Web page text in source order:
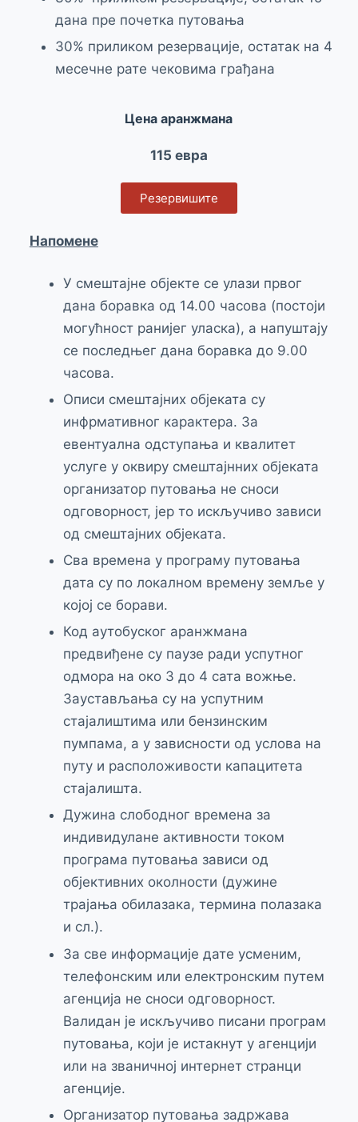
дана пре почетка путовања
30% приликом резервације, остатак на 4
месечне рате чековима грађана
Цена аранжмана
115 евра
Резервишите
Напомене
У смештајне објекте се улази првог
дана боравка од 14.00 часова (постоји
могућност ранијег уласка), а напуштају
се последњег дана боравка до 9.00
часова.
Описи смештајних објеката су
инфрмативног карактера. За
евентуална одступања и квалитет
услуге у оквиру смештајнних објеката
организатор путовања не сноси
одговорност, јер то искључиво зависи
од смештајних објеката.
Сва времена у програму путовања
дата су по локалном времену земље у
којој се борави.
Код аутобуског аранжмана
предвиђене су паузе ради успутног
одмора на око 3 до 4 сата вожње.
Заустављања су на успутним
стајалиштима или бензинским
пумпама, а у зависности од услова на
путу и расположивости капацитета
стајалишта.
Дужина слободног времена за
индивидулане активности током
програма путовања зависи од
објективних околности (дужине
трајања обилазака, термина полазака
и сл.).
За све информације дате усменим,
телефонским или електронским путем
агенција не сноси одговорност.
Валидан је искључиво писани програм
путовања, који је истакнут у агенцији
или на званичној интернет странци
агенције.
Организатор путовања задржава